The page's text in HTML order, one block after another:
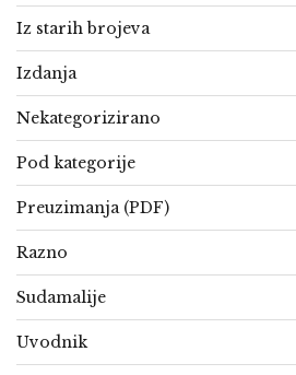
Iz starih brojeva
Izdanja
Nekategorizirano
Pod kategorije
Preuzimanja (PDF)
Razno
Sudamalije
Uvodnik